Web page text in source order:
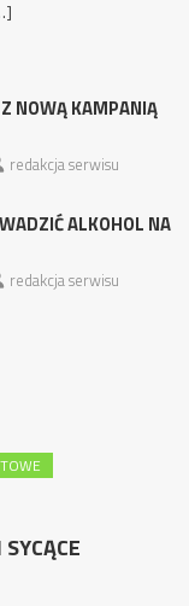
NOWĄ KAMPANIĄ
redakcja serwisu
ALKOHOL NA
redakcja serwisu